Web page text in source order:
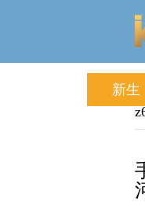
新生